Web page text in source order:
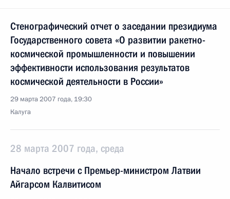
Стенографический отчет о заседании президиума
Государственного совета «О развитии ракетно-
космической промышленности и повышении
эффективности использования результатов
космической деятельности в России»
29 марта 2007 года, 19:30
Калуга
28 марта 2007 года, среда
Начало встречи с Премьер-министром Латвии
Айгарсом Калвитисом